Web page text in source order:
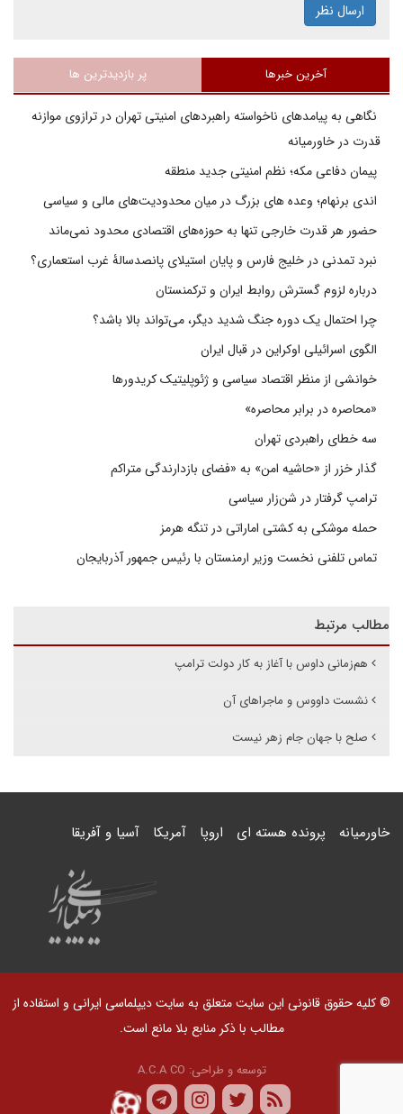
ارسال نظر
آخرین خبرها پر بازدیدترین ها
نگاهی به پیامدهای ناخواسته راهبردهای امنیتی تهران در ترازوی موازنه
قدرت در خاورمیانه
پیمان دفاعی مکه؛ نظم امنیتی جدید منطقه
اندی برنهام؛ وعده های بزرگ در میان محدودیت‌های مالی و سیاسی
حضور هر قدرت خارجی تنها به حوزه‌های اقتصادی محدود نمی‌ماند
نبرد تمدنی در خلیج فارس و پایان استیلای پانصدسالۀ غرب استعماری؟
درباره لزوم گسترش روابط ایران و ترکمنستان
چرا احتمال یک دوره جنگ شدید دیگر، می‌تواند بالا باشد؟
الگوی اسرائیلی اوکراین در قبال ایران
خوانشی از منظر اقتصاد سیاسی و ژئوپلیتیک کریدورها
«محاصره در برابر محاصره»
سه خطای راهبردی تهران
گذار خزر از «حاشیه امن» به «فضای بازدارندگی متراکم
ترامپ گرفتار در شن‌زار سیاسی
حمله موشکی به کشتی اماراتی در تنگه هرمز
تماس تلفنی نخست وزیر ارمنستان با رئیس جمهور آذربایجان
مطالب مرتبط
هم‌زمانی داوس با آغاز به کار دولت ترامپ
نشست داووس و ماجراهای آن
صلح با جهان جام زهر نیست
خاورمیانه پرونده هسته ای اروپا آمریکا آسیا و آفریقا
© کلیه حقوق قانونی این سایت متعلق به سایت دیپلماسی ایرانی و استفاده از
مطالب با ذکر منابع بلا مانع است.
توسعه و طراحی: A.C.A CO